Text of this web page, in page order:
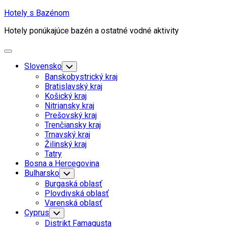
Skip
content
Hotely s Bazénom
Hotely ponúkajúce bazén a ostatné vodné aktivity
Expand
Slovensko Toggle
Child
Menu
Banskobystrický kraj
Bratislavský kraj
Košický kraj
Nitriansky kraj
Prešovský kraj
Trenčiansky kraj
Trnavský kraj
Žilinský kraj
Tatry
Bosna a Hercegovina
Bulharsko Toggle
Child
Menu
Burgaská oblasť
Plovdivská oblasť
Varenská oblasť
Cyprus Toggle
Child
Distrikt Famagusta